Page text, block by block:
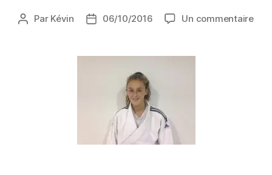
Par Kévin 06/10/2016 Un commentaire